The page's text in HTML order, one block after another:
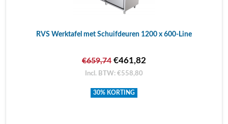
RVS Werktafel met Schuifdeuren 1200 x 600-Line
€659,74 €461,82
Incl. BTW: €558,80
30% KORTING